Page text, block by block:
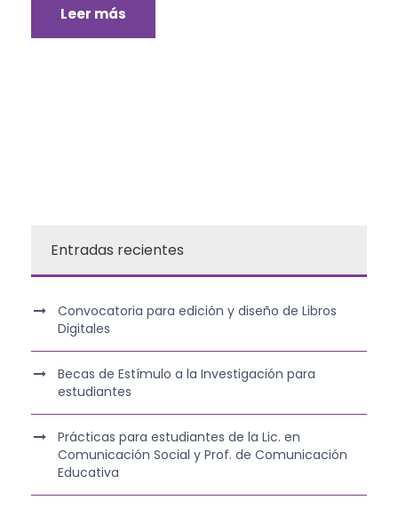
Leer más
Entradas recientes
Convocatoria para edición y diseño de Libros
Digitales
Becas de Estímulo a la Investigación para
estudiantes
Prácticas para estudiantes de la Lic. en
Comunicación Social y Prof. de Comunicación
Educativa